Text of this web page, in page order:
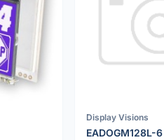
Display Visions
EADOGM128L-6